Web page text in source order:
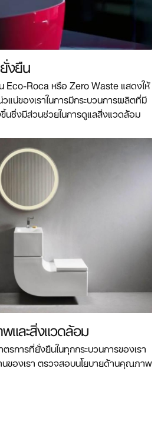
งยืน
Eco-Roca หรือ Zero Waste แสดงให้
แน่ของเราในการมีกระบวนการผลิตที่มี
นซึ่งมีส่วนช่วยในการดูแลสิ่งแวดล้อม
และสิ่งแวดล้อม
การที่ยั่งยืนในทุกกระบวนการของเรา
ของเรา ตรวจสอบนโยบายด้านคุณภาพ